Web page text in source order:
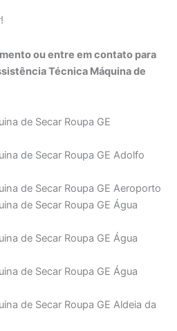
ou entre em contato para
Técnica Máquina de
de Secar Roupa GE
de Secar Roupa GE Adolfo
de Secar Roupa GE Aeroporto
de Secar Roupa GE Água
de Secar Roupa GE Água
de Secar Roupa GE Água
de Secar Roupa GE Aldeia da